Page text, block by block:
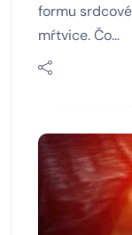
formu
mŕtvice. Čo…